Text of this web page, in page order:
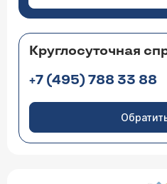
Круглосуточная
+7 (495) 788 33 88